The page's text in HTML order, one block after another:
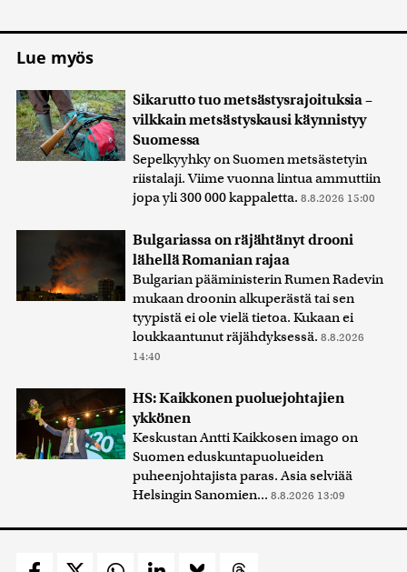
Lue myös
Sikarutto tuo metsästysrajoituksia –
vilkkain metsästyskausi käynnistyy
Suomessa
Sepelkyyhky on Suomen metsästetyin
riistalaji. Viime vuonna lintua ammuttiin
jopa yli 300 000 kappaletta. 8.8.2026 15:00
Bulgariassa on räjähtänyt drooni
lähellä Romanian rajaa
Bulgarian pääministerin Rumen Radevin
mukaan droonin alkuperästä tai sen
tyypistä ei ole vielä tietoa. Kukaan ei
loukkaantunut räjähdyksessä. 8.8.2026
14:40
HS: Kaikkonen puoluejohtajien
ykkönen
Keskustan Antti Kaikkosen imago on
Suomen eduskuntapuolueiden
puheenjohtajista paras. Asia selviää
Helsingin Sanomien... 8.8.2026 13:09